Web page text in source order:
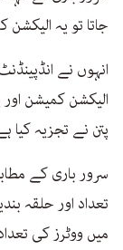
جاتا تو یہ الیکشن
انہوں نے
الیکشن کمیشن اور
پتن نے تجزیہ کیا
سرور باری کے
تعداد اور حلقہ
میں ووٹرز کی